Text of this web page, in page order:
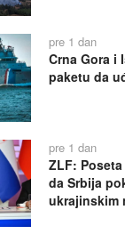
pre 1 dan
Crna Gora i
paketu da
pre 1 dan
ZLF:
da Srbija
ukrajinskim